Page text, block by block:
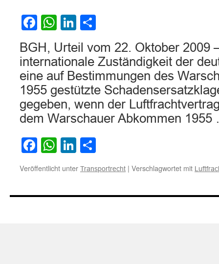
Facebook
WhatsApp
LinkedIn
BGH, Urteil vom 22. Oktober 2009
internationale Zuständigkeit der
eine auf Bestimmungen des
1955 gestützte
gegeben, wenn der
dem Warschauer Abkommen
Facebook
WhatsApp
LinkedIn
Veröffentlicht unter Transportrecht | Verschlagwortet mit